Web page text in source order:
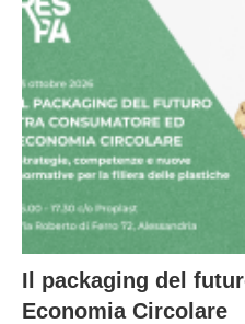
Il packaging del
Economia Circolare